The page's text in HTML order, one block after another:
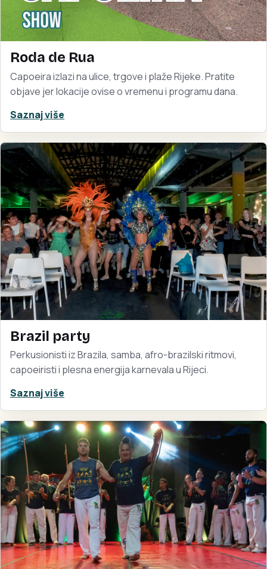
Roda de Rua
Capoeira izlazi na ulice, trgove i plaže Rijeke. Pratite
objave jer lokacije ovise o vremenu i programu dana.
Saznaj više
Brazil party
Perkusionisti iz Brazila, samba, afro-brazilski ritmovi,
capoeiristi i plesna energija karnevala u Rijeci.
Saznaj više